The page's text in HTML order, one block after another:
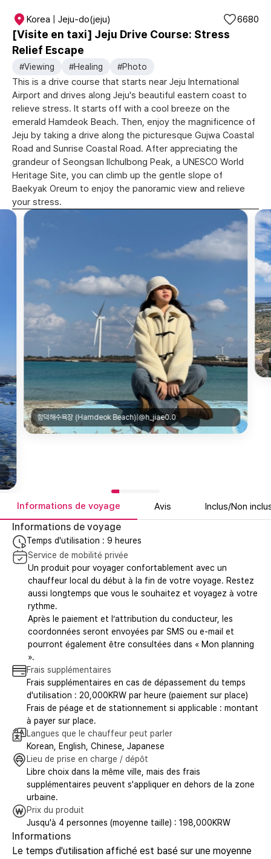
Korea | Jeju-do(jeju)
[Visite en taxi] Jeju Drive Course: Stress
Relief Escape
6680
#Viewing #Healing #Photo
This is a drive course that starts near Jeju International
Airport and drives along Jeju's beautiful eastern coast to
relieve stress. It starts off with a cool breeze on the
emerald Hamdeok Beach. Then, enjoy the magnificence of
Jeju by taking a drive along the picturesque Gujwa Coastal
Road and Sunrise Coastal Road. After appreciating the
grandeur of Seongsan Ilchulbong Peak, a UNESCO World
Heritage Site, you can climb up the gentle slope of
Baekyak Oreum to enjoy the panoramic view and relieve
your stress.
함덕해수욕장 (Hamdeok Beach)|@h_jiae0.0
Informations de voyage Avis Inclus/Non
Informations de voyage
Temps d'utilisation : 9 heures
Service de mobilité privée
Un produit pour voyager confortablement avec un
chauffeur local du début à la fin de votre voyage. Restez
aussi longtemps que vous le souhaitez et voyagez à votre
rythme.
Après le paiement et l’attribution du conducteur, les
coordonnées seront envoyées par SMS ou e-mail et
pourront également être consultées dans « Mon planning
».
Frais supplémentaires
Frais supplémentaires en cas de dépassement du temps
d'utilisation : 20,000KRW par heure (paiement sur place)
Frais de péage et de stationnement si applicable : montant
à payer sur place.
Langues que le chauffeur peut parler
Korean, English, Chinese, Japanese
Lieu de prise en charge / dépôt
Libre choix dans la même ville, mais des frais
supplémentaires peuvent s'appliquer en dehors de la zone
urbaine.
Prix du produit
Jusqu'à 4 personnes (moyenne taille) : 198,000KRW
Informations
Le temps d'utilisation affiché est basé sur une moyenne